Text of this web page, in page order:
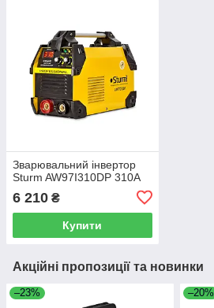
Зварювальний інвертор
Sturm AW97I310DP 310А
6 210 ₴
Купити
Акційні пропозиції та новинки
–23% –20%